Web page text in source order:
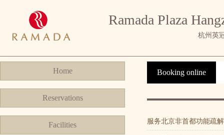
Ramada Plaza
杭州英
Home
Reservations
Facilities
Booking online
服务北京非首都功能疏